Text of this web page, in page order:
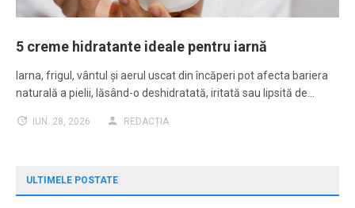
5 creme hidratante ideale pentru iarnă
Iarna, frigul, vântul și aerul uscat din încăperi pot afecta bariera
naturală a pielii, lăsând-o deshidratată, iritată sau lipsită de…
IUN. 28, 2026 REDACȚIA
ULTIMELE POSTATE